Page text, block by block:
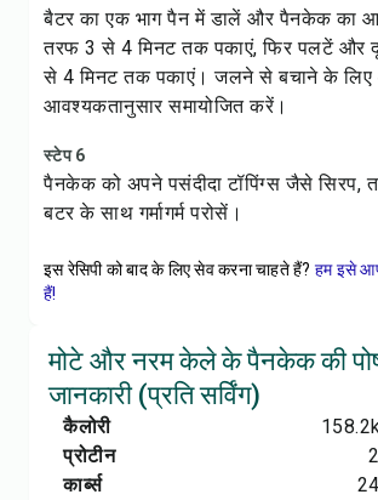
बैटर का एक भाग पैन में डालें और पैनकेक का
तरफ 3 से 4 मिनट तक पकाएं, फिर पलटें और
से 4 मिनट तक पकाएं। जलने से बचाने के
आवश्यकतानुसार समायोजित करें।
स्टेप 6
पैनकेक को अपने पसंदीदा टॉपिंग्स जैसे सिरप,
बटर के साथ गर्मागर्म परोसें।
इस रेसिपी को बाद के लिए सेव करना चाहते हैं? हम इसे
हैं!
मोटे और नरम केले के पैनकेक की
जानकारी (प्रति सर्विंग)
कैलोरी 158.2
प्रोटीन
कार्ब्स